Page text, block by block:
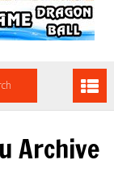
Archive